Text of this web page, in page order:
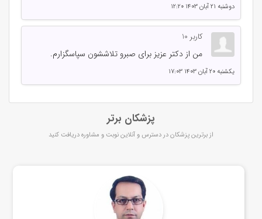
دوشنبه 21 آبان 1403 12:20
کاربر 10
من از دکتر عزیز برای صبرو تلاششون سپاسگزارم.
یکشنبه 20 آبان 1403 17:03
پزشکان برتر
از برترین پزشکان در دسترس و آنلاین نوبت و مشاوره دریافت کنید